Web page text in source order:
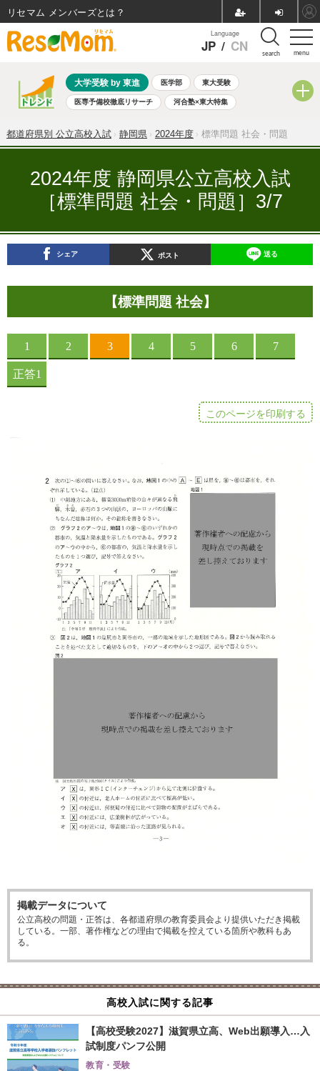
menu
Language
JP / CN search
大学受験 by 東進 医学部 東大受験
医専予備校徹底リサーチ 河合塾×東大特集
共通テスト 夏休み 8月開催学校説明会・相談会
自由研究教材（小学生向け） 自由研究教材（中学生向け）
ランキング
都道府県別 公立高校入試 静岡県 2024年度 標準問題 社会・問題
2024年度 静岡県公立高校入試
［標準問題 社会・問題］3/7
シェア ポスト 送る
【標準問題 社会】
このページを印刷する
掲載データについて
公立高校の問題・正答は、各都道府県の教育委員会より提供いただき掲載
している。一部、著作権などの理由で掲載を控えている箇所や教科もあ
る。
高校入試に関する記事
【高校受験2027】滋賀県立高、Web出願導入…入
試制度パンフ公開
教育・受験
リセマム メンバーズ